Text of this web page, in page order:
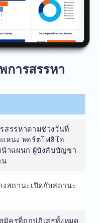
การสรรหา
สรรหาตามช่วงวันที่
หน่ง พอร์ตโฟลิโอ
น้าแผนก ผู้บังคับบัญชา
น
งสถานะเปิดกับสถานะ
มัครที่ถูกปฏิเสธทั้งหมด